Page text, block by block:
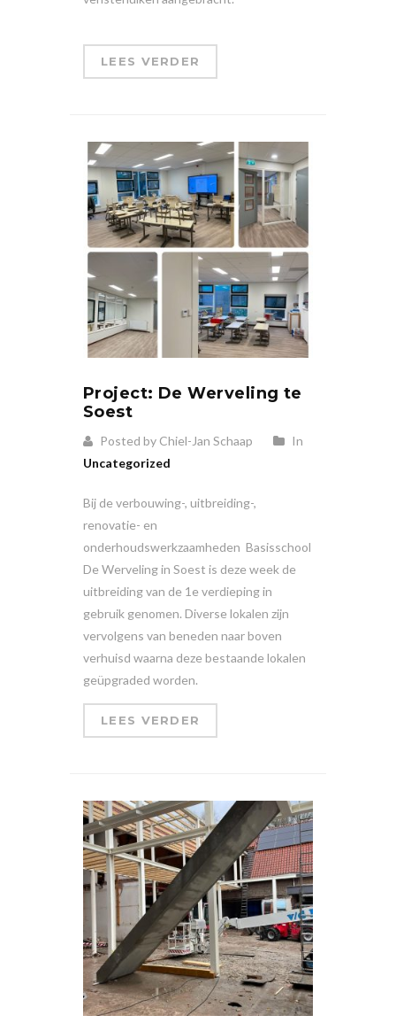
LEES VERDER
Project: De Werveling te
Soest
Posted by Chiel-Jan Schaap
In
Uncategorized
Bij de verbouwing-, uitbreiding-,
renovatie- en
onderhoudswerkzaamheden Basisschool
De Werveling in Soest is deze week de
uitbreiding van de 1e verdieping in
gebruik genomen. Diverse lokalen zijn
vervolgens van beneden naar boven
verhuisd waarna deze bestaande lokalen
geüpgraded worden.
LEES VERDER